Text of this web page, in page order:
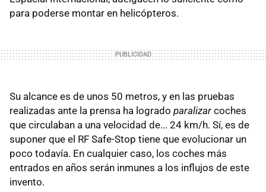
para poderse montar en helicópteros.
Su alcance es de unos 50 metros, y en las pruebas
realizadas ante la prensa ha logrado paralizar coches
que circulaban a una velocidad de... 24 km/h. Sí, es de
suponer que el RF Safe-Stop tiene que evolucionar un
poco todavía. En cualquier caso, los coches más
entrados en años serán inmunes a los influjos de este
invento.